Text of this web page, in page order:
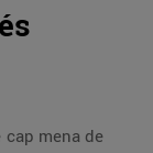
cap mena de